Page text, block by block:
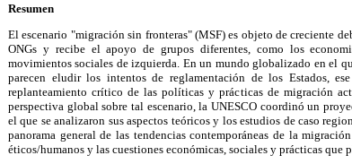
Resumen
El escenario "migración sin fronteras" (MSF) es objeto de creciente
ONGs y recibe el apoyo de grupos diferentes, como los
movimientos sociales de izquierda. En un mundo globalizado en el
parecen eludir los intentos de reglamentación de los Estados,
replanteamiento crítico de las políticas y prácticas de migración
perspectiva global sobre tal escenario, la UNESCO coordinó un
el que se analizaron sus aspectos teóricos y los estudios de caso
panorama general de las tendencias contemporáneas de la
éticos/humanos y las cuestiones económicas, sociales y prácticas que